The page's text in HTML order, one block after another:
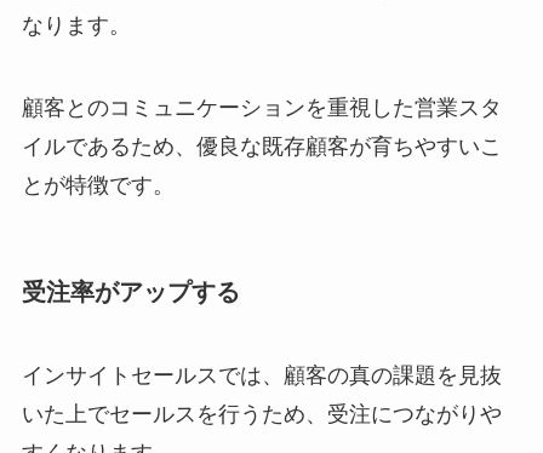
なります。
顧客とのコミュニケーションを重視した営業スタ
イルであるため、優良な既存顧客が育ちやすいこ
とが特徴です。
受注率がアップする
インサイトセールスでは、顧客の真の課題を見抜
いた上でセールスを行うため、受注につながりや